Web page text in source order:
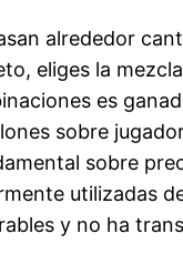
alrededor
eliges la
es
sobre
sobre
utilizadas
y no ha